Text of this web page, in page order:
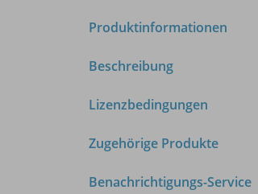
Produktinformationen
Beschreibung
Lizenzbedingungen
Zugehörige Produkte
Benachrichtigungs-Service